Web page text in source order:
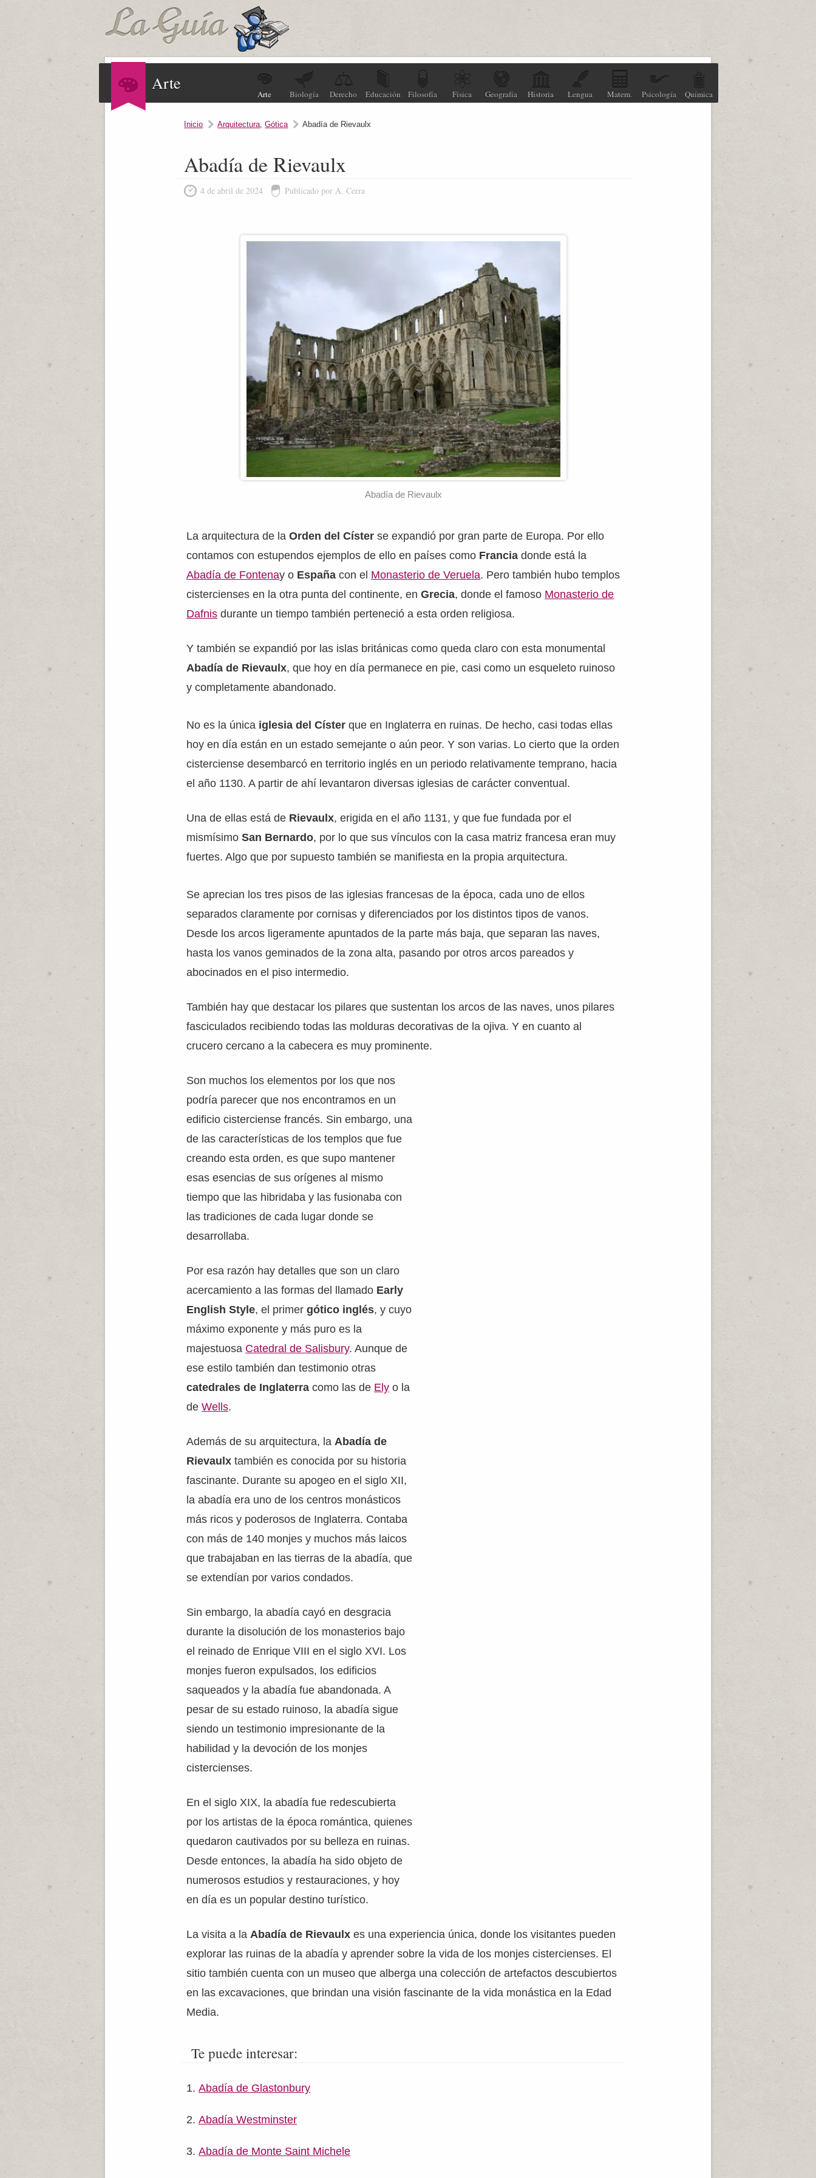
Arte
Arte Biología Derecho Educación Filosofía Física Geografía Historia Lengua Matem. Psicología Química
Inicio Arquitectura,Gótica Abadía de Rievaulx
Abadía de Rievaulx
4 de abril de 2024 Publicado por A. Cerra
Abadía de Rievaulx
La arquitectura de la Orden del Císter se expandió por gran parte de Europa. Por ello
contamos con estupendos ejemplos de ello en países como Francia donde está la
Abadía de Fontenay o España con el Monasterio de Veruela. Pero también hubo templos
cistercienses en la otra punta del continente, enGrecia, donde el famoso Monasterio de
Dafnis durante un tiempo también perteneció a esta orden religiosa.
Y también se expandió por las islas británicas como queda claro con esta monumental
Abadía de Rievaulx, que hoy en día permanece en pie, casi como un esqueleto ruinoso
y completamente abandonado.
No es la única iglesia del Císter que en Inglaterra en ruinas. De hecho, casi todas ellas
hoy en día están en un estado semejante o aún peor. Y son varias. Lo cierto que la orden
cisterciense desembarcó en territorio inglés en un periodo relativamente temprano, hacia
el año 1130. A partir de ahí levantaron diversas iglesias de carácter conventual.
Una de ellas está de Rievaulx, erigida en el año 1131, y que fue fundada por el
mismísimoSan Bernardo, por lo que sus vínculos con la casa matriz francesa eran muy
fuertes. Algo que por supuesto también se manifiesta en la propia arquitectura.
Se aprecian los tres pisos de las iglesias francesas de la época, cada uno de ellos
separados claramente por cornisas y diferenciados por los distintos tipos de vanos.
Desde los arcos ligeramente apuntados de la parte más baja, que separan las naves,
hasta los vanos geminados de la zona alta, pasando por otros arcos pareados y
abocinados en el piso intermedio.
También hay que destacar los pilares que sustentan los arcos de las naves, unos pilares
fasciculados recibiendo todas las molduras decorativas de la ojiva. Y en cuanto al
crucero cercano a la cabecera es muy prominente.
Son muchos los elementos por los que nos
podría parecer que nos encontramos en un
edificio cisterciense francés. Sin embargo, una
de las características de los templos que fue
creando esta orden, es que supo mantener
esas esencias de sus orígenes al mismo
tiempo que las hibridaba y las fusionaba con
las tradiciones de cada lugar donde se
desarrollaba.
Por esa razón hay detalles que son un claro
acercamiento a las formas del llamado Early
English Style, el primergótico inglés, y cuyo
máximo exponente y más puro es la
majestuosa Catedral de Salisbury. Aunque de
ese estilo también dan testimonio otras
catedrales de Inglaterra como las de Ely o la
deWells.
Además de su arquitectura, laAbadía de
Rievaulx también es conocida por su historia
fascinante. Durante su apogeo en el siglo XII,
la abadía era uno de los centros monásticos
más ricos y poderosos de Inglaterra. Contaba
con más de 140 monjes y muchos más laicos
que trabajaban en las tierras de la abadía, que
se extendían por varios condados.
Sin embargo, la abadía cayó en desgracia
durante la disolución de los monasterios bajo
el reinado de Enrique VIII en el siglo XVI. Los
monjes fueron expulsados, los edificios
saqueados y la abadía fue abandonada. A
pesar de su estado ruinoso, la abadía sigue
siendo un testimonio impresionante de la
habilidad y la devoción de los monjes
cistercienses.
En el siglo XIX, la abadía fue redescubierta
por los artistas de la época romántica, quienes
quedaron cautivados por su belleza en ruinas.
Desde entonces, la abadía ha sido objeto de
numerosos estudios y restauraciones, y hoy
en día es un popular destino turístico.
La visita a laAbadía de Rievaulx es una experiencia única, donde los visitantes pueden
explorar las ruinas de la abadía y aprender sobre la vida de los monjes cistercienses. El
sitio también cuenta con un museo que alberga una colección de artefactos descubiertos
en las excavaciones, que brindan una visión fascinante de la vida monástica en la Edad
Media.
Te puede interesar:
Abadía de Glastonbury
Abadía Westminster
Abadía de Monte Saint Michele